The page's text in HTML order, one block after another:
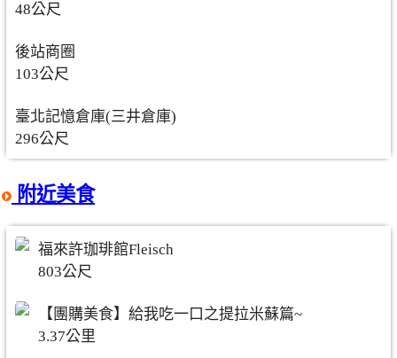
48公尺
後站商圈
103公尺
臺北記憶倉庫(三井倉庫)
296公尺
附近美食
福來許珈琲館Fleisch
803公尺
【團購美食】給我吃一口之提拉米蘇篇~
3.37公里